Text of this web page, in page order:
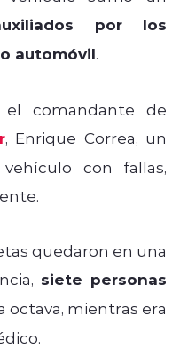
por los
automóvil.
comandante de
, Enrique Correa, un
con fallas,
quedaron en una
siete personas
octava, mientras era